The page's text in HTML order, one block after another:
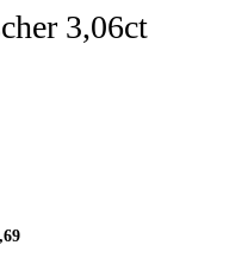
3,06ct